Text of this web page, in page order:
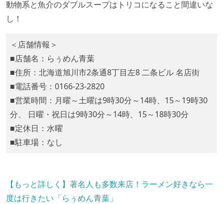
動物系と魚介のダブルスープはトリコになること間違いな
し！
＜店舗情報＞
■店舗名：らぅめん青葉
■住所：北海道旭川市2条通8丁目左8 二条ビル 名店街
■電話番号：0166-23-2820
■営業時間：月曜～土曜は9時30分～14時、15～19時30
分、 日曜・祝日は9時30分～14時、15～18時30分
■定休日：水曜
■駐車場：なし
【もっと詳しく】著名人も多数来店！ラーメン好きなら一
度は行きたい「らぅめん青葉」